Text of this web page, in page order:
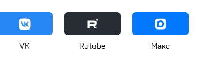
VK Rutube Макс